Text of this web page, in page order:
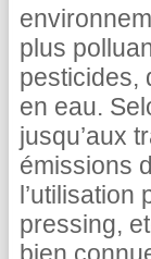
plus
pesticides,
en eau.
jusqu’aux
émissions
pressing,